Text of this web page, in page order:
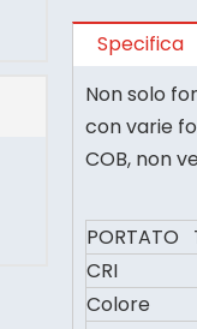
Specifica
Non solo
con varie
COB, non
PORTATO
CRI
Colore